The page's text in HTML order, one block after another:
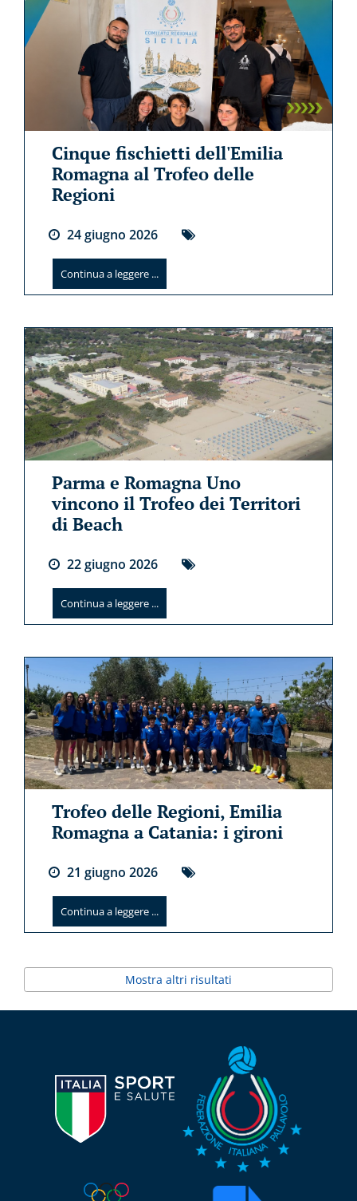
Cinque fischietti dell'Emilia
Romagna al Trofeo delle
Regioni
24giugno 2026
Continua a leggere ...
Parma e Romagna Uno
vincono il Trofeo dei Territori
di Beach
22giugno 2026
Continua a leggere ...
Trofeo delle Regioni, Emilia
Romagna a Catania: i gironi
21 giugno 2026
Continua a leggere ...
Mostra altri risultati